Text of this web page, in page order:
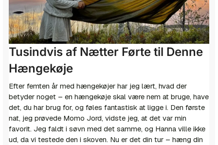
Tusindvis af Nætter Førte til Denne
Hængekøje
Efter femten år med hængekøjer har jeg lært, hvad der
betyder noget – en hængekøje skal være nem at bruge, have
det, du har brug for, og føles fantastisk at ligge i. Den første
nat, jeg prøvede Momo Jord, vidste jeg, at det var min
favorit. Jeg faldt i søvn med det samme, og Hanna ville ikke
ud, da vi testede den i skoven. Nu er det din tur – hæng din